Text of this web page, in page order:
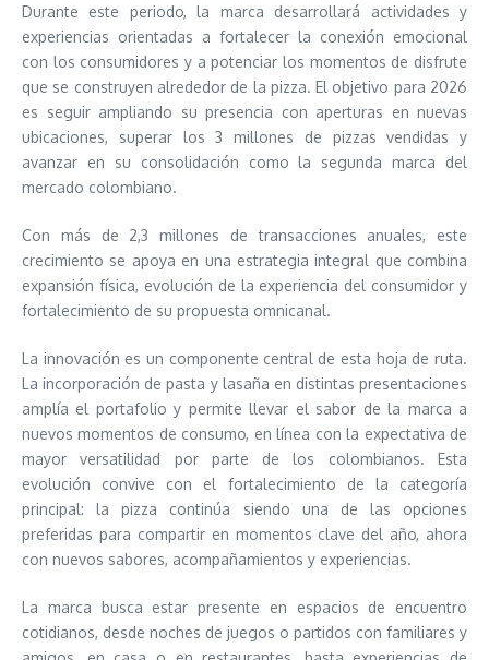
Durante este periodo, la marca desarrollará actividades y
experiencias orientadas a fortalecer la conexión emocional
con los consumidores y a potenciar los momentos de disfrute
que se construyen alrededor de la pizza. El objetivo para 2026
es seguir ampliando su presencia con aperturas en nuevas
ubicaciones, superar los 3 millones de pizzas vendidas y
avanzar en su consolidación como la segunda marca del
mercado colombiano.
Con más de 2,3 millones de transacciones anuales, este
crecimiento se apoya en una estrategia integral que combina
expansión física, evolución de la experiencia del consumidor y
fortalecimiento de su propuesta omnicanal.
La innovación es un componente central de esta hoja de ruta.
La incorporación de pasta y lasaña en distintas presentaciones
amplía el portafolio y permite llevar el sabor de la marca a
nuevos momentos de consumo, en línea con la expectativa de
mayor versatilidad por parte de los colombianos. Esta
evolución convive con el fortalecimiento de la categoría
principal: la pizza continúa siendo una de las opciones
preferidas para compartir en momentos clave del año, ahora
con nuevos sabores, acompañamientos y experiencias.
La marca busca estar presente en espacios de encuentro
cotidianos, desde noches de juegos o partidos con familiares y